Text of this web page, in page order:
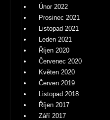
Únor 2022
Prosinec 2021
Listopad 2021
Leden 2021
Říjen 2020
Červenec 2020
Květen 2020
Červen 2019
Listopad 2018
Říjen 2017
Září 2017